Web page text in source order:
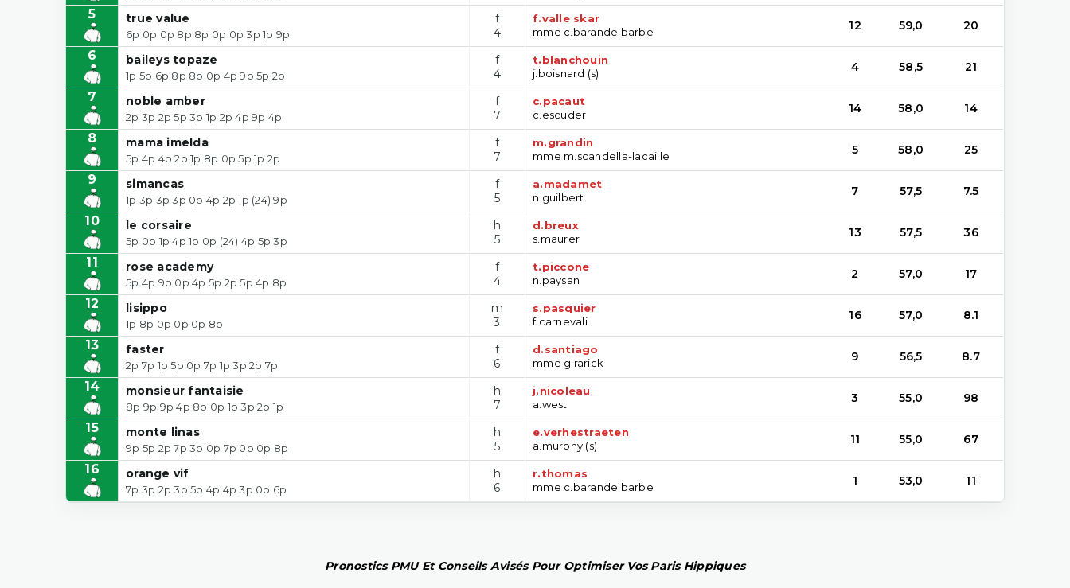
5 true value
6p 0p 0p 8p 8p 0p 0p 3p 1p 9p
f
4
f.valle skar
mme c.barande barbe
12 59,0 20
6 baileys topaze
1p 5p 6p 8p 8p 0p 4p 9p 5p 2p
f
4
t.blanchouin
j.boisnard (s)
4 58,5 21
7 noble amber
2p 3p 2p 5p 3p 1p 2p 4p 9p 4p
f
7
c.pacaut
c.escuder
14 58,0 14
8 mama imelda
5p 4p 4p 2p 1p 8p 0p 5p 1p 2p
f
7
m.grandin
mme m.scandella-lacaille
5 58,0 25
9 simancas
1p 3p 3p 3p 0p 4p 2p 1p (24) 9p
f
5
a.madamet
n.guilbert
7 57,5 7.5
10 le corsaire
5p 0p 1p 4p 1p 0p (24) 4p 5p 3p
h
5
d.breux
s.maurer
13 57,5 36
11 rose academy
5p 4p 9p 0p 4p 5p 2p 5p 4p 8p
f
4
t.piccone
n.paysan
2 57,0 17
12 lisippo
1p 8p 0p 0p 0p 8p
m
3
s.pasquier
f.carnevali
16 57,0 8.1
13 faster
2p 7p 1p 5p 0p 7p 1p 3p 2p 7p
f
6
d.santiago
mme g.rarick
9 56,5 8.7
14 monsieur fantaisie
8p 9p 9p 4p 8p 0p 1p 3p 2p 1p
h
7
j.nicoleau
a.west
3 55,0 98
15 monte linas
9p 5p 2p 7p 3p 0p 7p 0p 0p 8p
h
5
e.verhestraeten
a.murphy (s)
11 55,0 67
16 orange vif
7p 3p 2p 3p 5p 4p 4p 3p 0p 6p
h
6
r.thomas
mme c.barande barbe
1 53,0 11
Pronostics PMU Et Conseils Avisés Pour Optimiser Vos Paris Hippiques